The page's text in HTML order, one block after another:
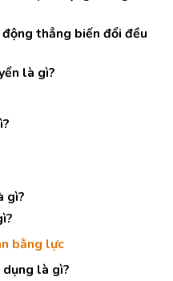
thẳng biến đổi đều
là gì?
gì?
bằng lực
là gì?